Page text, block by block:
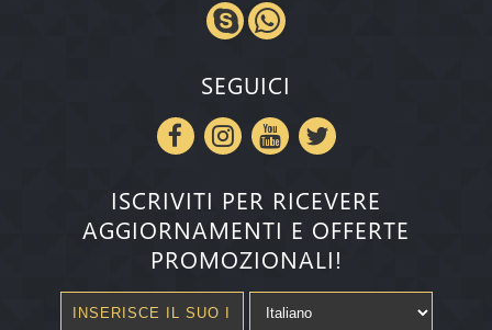
SEGUICI
ISCRIVITI PER RICEVERE
AGGIORNAMENTI E OFFERTE
PROMOZIONALI!